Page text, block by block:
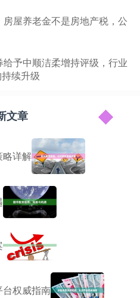
屋养老金不是房地产税，公
予中顺洁柔增持评级，行业
续升级
文章
略详解
权威指南